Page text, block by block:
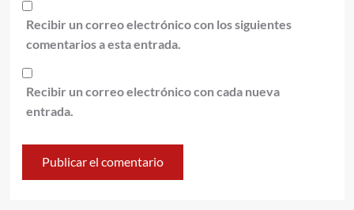
Recibir un correo electrónico con los siguientes
comentarios a esta entrada.
Recibir un correo electrónico con cada nueva
entrada.